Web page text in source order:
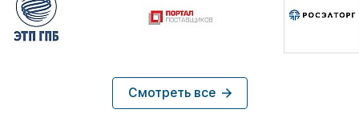
Смотреть все